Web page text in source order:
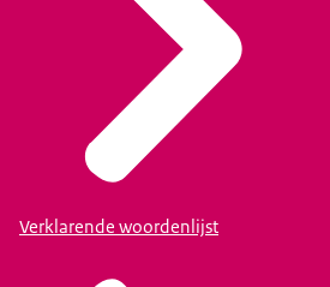
Verklarende woordenlijst